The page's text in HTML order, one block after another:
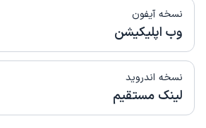
نسخه آیفون
وب اپلیکیشن
نسخه اندروید
لینک مستقیم